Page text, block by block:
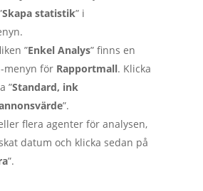
Skapa statistik” i
”Enkel Analys” finns en
menyn för Rapportmall. Klicka
”Standard, ink
”.
flera agenter för analysen,
datum och klicka sedan på
”.